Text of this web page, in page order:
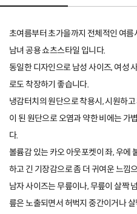
초여름부터 초가을까지 전체적인 여
남녀 공용 쇼츠스타일 입니다.
동일한 디자인으로 남성 사이즈, 여성
로도 착장하기 좋습니다.
냉감터치의 원단으로 착용시, 시원하
이 된 원단으로 오염과 약한 비에는 가
다.
볼륨감 있는 카오 아웃포켓이 좌, 우에
하고 긴 기장감으로 좀 더 귀여운 느낌
남자 사이즈는 무릎이나, 무릎이 살짝
릎은 노출되면서 허벅지 중간이거나